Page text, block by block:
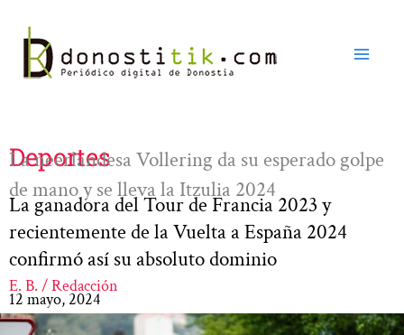
contenido
Deportes
La neerlandesa Vollering da su esperado golpe
de mano y se lleva la Itzulia 2024
La ganadora del Tour de Francia 2023 y
recientemente de la Vuelta a España 2024
confirmó así su absoluto dominio
E. B. / Redacción
12 mayo, 2024